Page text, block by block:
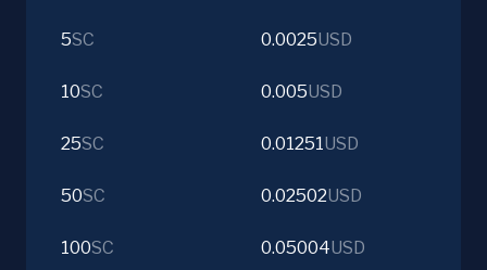
5SC 0.0025USD
10SC 0.005USD
25SC 0.01251USD
50SC 0.02502USD
100SC 0.05004USD